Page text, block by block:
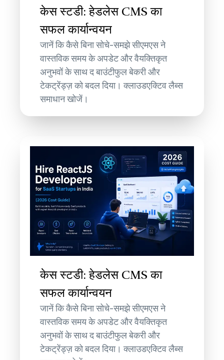
केस स्टडी: हेडलेस CMS का
सफल कार्यान्वयन
जानें कि कैसे बिना सोचे-समझे सीएमएस ने
वास्तविक समय के अपडेट और वैयक्तिकृत
अनुभवों के साथ द बाउंटीफुल बेकरी और
टेकट्रेंड्ज़ को बदल दिया। क्लाउडएक्टिव लैब्स
समाधान खोजें।
केस स्टडी: हेडलेस CMS का
सफल कार्यान्वयन
जानें कि कैसे बिना सोचे-समझे सीएमएस ने
वास्तविक समय के अपडेट और वैयक्तिकृत
अनुभवों के साथ द बाउंटीफुल बेकरी और
टेकट्रेंड्ज़ को बदल दिया। क्लाउडएक्टिव लैब्स